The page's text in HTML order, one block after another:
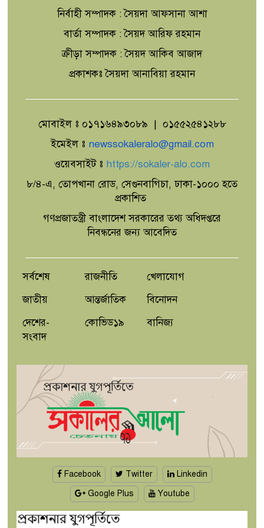
নির্বাহী সম্পাদক : সৈয়দা আফসানা আশা
বার্তা সম্পাদক : সৈয়দ আরিফ রহমান
ক্রীড়া সম্পাদক : সৈয়দ আকিব আজাদ
প্রকাশকঃ সৈয়দা আনাবিয়া রহমান
মোবাইল ঃ ০১৭১৬৪৯৩০৮৯ | ০১৫৫২৫৪১২৮৮
ইমেইল ঃ newssokaleralo@gmail.com
ওয়েবসাইট ঃ https://sokaler-alo.com
৮/৪-এ, তোপখানা রোড, সেগুনবাগিচা, ঢাকা-১০০০ হতে
প্রকাশিত
গণপ্রজাতন্ত্রী বাংলাদেশ সরকারের তথ্য অধিদপ্তরে
নিবন্ধনের জন্য আবেদিত
সর্বশেষ
জাতীয়
দেশের-
সংবাদ
রাজনীতি
আন্তর্জাতিক
কোভিড১৯
খেলাযোগ
বিনোদন
বানিজ্য
Facebook Twitter
Linkedin
Google Plus
Youtube